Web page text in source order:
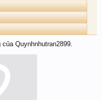
Quynhnhutran2899.